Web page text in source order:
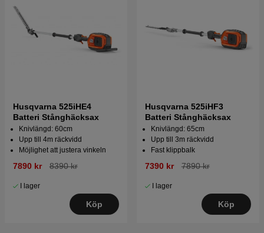
Husqvarna 525iHE4
Batteri Stånghäcksax
Knivlängd: 60cm
Upp till 4m räckvidd
Möjlighet att justera vinkeln
7890 kr 8390 kr
I lager
Köp
Husqvarna 525iHF3
Batteri Stånghäcksax
Knivlängd: 65cm
Upp till 3m räckvidd
Fast klippbalk
7390 kr 7890 kr
I lager
Köp